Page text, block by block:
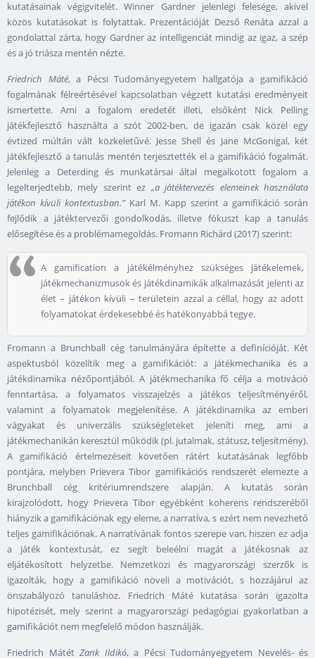
kutatásainak végigvitelét. Winner Gardner jelenlegi felesége, akivel
közös kutatásokat is folytattak. Prezentációját Dezső Renáta azzal a
gondolattal zárta, hogy Gardner az intelligenciát mindig az igaz, a szép
és a jó triásza mentén nézte.
Friedrich Máté, a Pécsi Tudományegyetem hallgatója a gamifikáció
fogalmának félreértésével kapcsolatban végzett kutatási eredményeit
ismertette. Ami a fogalom eredetét illeti, elsőként Nick Pelling
játékfejlesztő használta a szót 2002-ben, de igazán csak közel egy
évtized múltán vált közkeletűvé. Jesse Shell és Jane McGonigal, két
játékfejlesztő a tanulás mentén terjesztették el a gamifikáció fogalmát.
Jelenleg a Deterding és munkatársai által megalkotott fogalom a
legelterjedtebb, mely szerint ez „a játéktervezés elemeinek használata
játékon kívüli kontextusban.”Karl M. Kapp szerint a gamifikáció során
fejlődik a játéktervezői gondolkodás, illetve fókuszt kap a tanulás
elősegítése és a problémamegoldás. Fromann Richárd (2017) szerint:
A gamification a játékélményhez szükséges játékelemek,
játékmechanizmusok és játékdinamikák alkalmazását jelenti az
élet – játékon kívüli – területein azzal a céllal, hogy az adott
folyamatokat érdekesebbé és hatékonyabbá tegye.
Fromann a Brunchball cég tanulmányára építette a definícióját. Két
aspektusból közelítik meg a gamifikációt: a játékmechanika és a
játékdinamika nézőpontjából. A játékmechanika fő célja a motiváció
fenntartása, a folyamatos visszajelzés a játékos teljesítményéről,
valamint a folyamatok megjelenítése. A játékdinamika az emberi
vágyakat és univerzális szükségleteket jeleníti meg, ami a
játékmechanikán keresztül működik (pl. jutalmak, státusz, teljesítmény).
A gamifikáció értelmezéseit követően rátért kutatásának legfőbb
pontjára, melyben Prievera Tibor gamifikációs rendszerét elemezte a
Brunchball cég kritériumrendszere alapján. A kutatás során
kirajzolódott, hogy Prievera Tibor egyébként koherens rendszeréből
hiányzik a gamifikációnak egy eleme, a narratíva, s ezért nem nevezhető
teljes gamifikációnak. A narratívának fontos szerepe van, hiszen ez adja
a játék kontextusát, ez segít beleélni magát a játékosnak az
eljátékosított helyzetbe. Nemzetközi és magyarországi szerzők is
igazolták, hogy a gamifikáció növeli a motivációt, s hozzájárul az
önszabályozó tanuláshoz. Friedrich Máté kutatása során igazolta
hipotézisét, mely szerint a magyarországi pedagógiai gyakorlatban a
gamifikációt nem megfelelő módon használják.
Friedrich Mátét Zank Ildikó, a Pécsi Tudományegyetem Nevelés- és